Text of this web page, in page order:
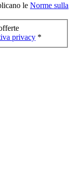
le Norme sulla
privacy *